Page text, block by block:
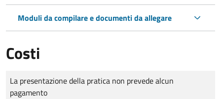
Moduli da compilare e documenti da allegare
Costi
Tipo di pagamento
Importo
La presentazione della pratica non prevede alcun
pagamento